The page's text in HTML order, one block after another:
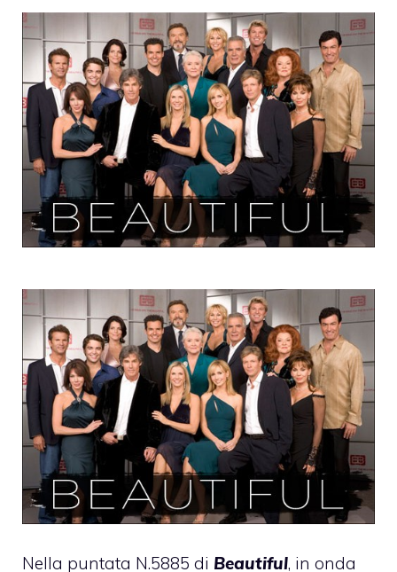
Nella puntata N.5885 di Beautiful, in onda